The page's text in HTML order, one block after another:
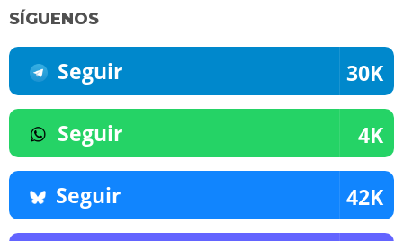
SÍGUENOS
Seguir 30K
Seguir 4K
Seguir 42K